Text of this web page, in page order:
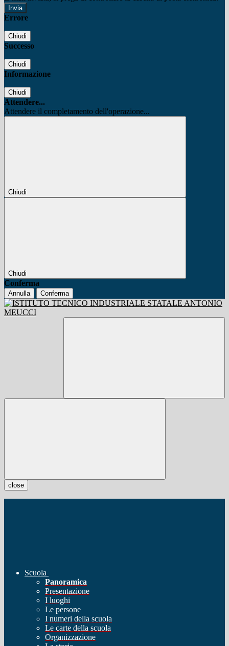
Errore
Chiudi
Successo
Chiudi
Informazione
Chiudi
Attendere...
Attendere il completamento dell'operazione...
Chiudi
Chiudi
Conferma
Annulla Conferma
close
Scuola
Panoramica
Presentazione
I luoghi
Le persone
I numeri della scuola
Le carte della scuola
Organizzazione